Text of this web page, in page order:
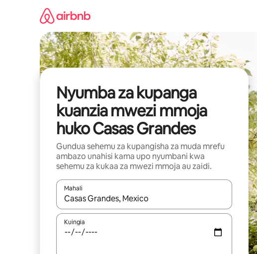
Nyumba za kupanga
kuanzia mwezi mmoja
huko Casas Grandes
Gundua sehemu za kupangisha za muda mrefu
ambazo unahisi kama upo nyumbani kwa
sehemu za kukaa za mwezi mmoja au zaidi.
Mahali
Wakati matokeo yanapatikana, vinjari kwa kutumia vitufe
Kuingia